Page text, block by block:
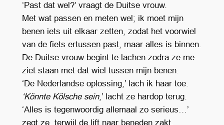
‘Past dat wel?’ vraagt de Duitse vrouw.
Met wat passen en meten wel; ik moet mijn
benen iets uit elkaar zetten, zodat het voorwiel
van de fiets ertussen past, maar alles is binnen.
De Duitse vrouw begint te lachen zodra ze me
ziet staan met dat wiel tussen mijn benen.
‘De Nederlandse oplossing,’ lach ik haar toe.
‘Könnte Kölsche sein,’ lacht ze hardop terug.
‘Alles is tegenwoordig allemaal zo serieus…’
zegt ze, terwijl de lift naar beneden zakt.